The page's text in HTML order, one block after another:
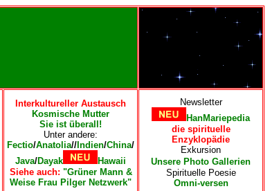
Interkultureller Austausch
Kosmische Mutter
Sie ist überall!
Unter andere:
Fectio/Anatolia// Indien/China/
Java/Dayak
Hawaii
Siehe auch: "Grüner Mann &
Weise Frau Pilger Netzwerk"
Newsletter
HanMariepedia
die spirituelle
Enzyklopädie
Exkursion
Unsere Photo Gallerien
Spirituelle Poesie
Omni-versen